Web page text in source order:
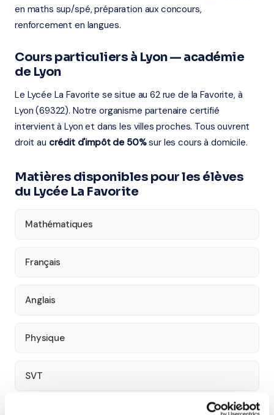
en maths sup/spé, préparation aux concours,
renforcement en langues.
Cours particuliers à Lyon — académie
de Lyon
Le Lycée La Favorite se situe au 62 rue de la Favorite, à
Lyon (69322). Notre organisme partenaire certifié
intervient à Lyon et dans les villes proches. Tous ouvrent
droit au crédit d'impôt de 50%sur les cours à domicile.
Matières disponibles pour les élèves
du Lycée La Favorite
Mathématiques
Français
Anglais
Physique
SVT